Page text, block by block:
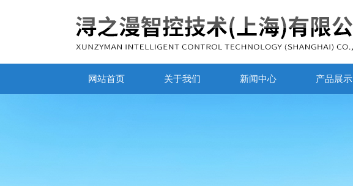
网站首页 关于我们 新闻中心 产品展示